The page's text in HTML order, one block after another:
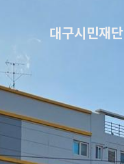
대구시민재단